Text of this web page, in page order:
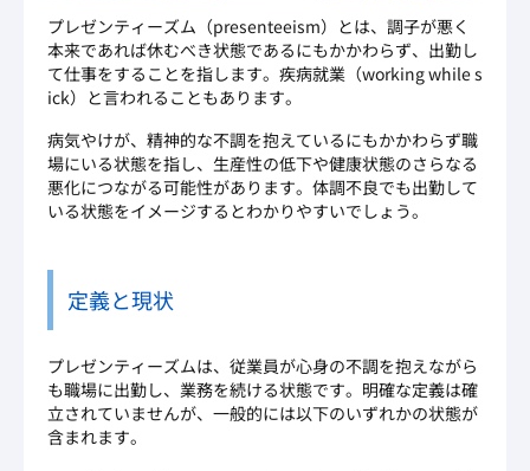
プレゼンティーズム（presenteeism）とは、調子が悪く
本来であれば休むべき状態であるにもかかわらず、出勤し
て仕事をすることを指します。疾病就業（working while s
ick）と言われることもあります。
病気やけが、精神的な不調を抱えているにもかかわらず職
場にいる状態を指し、生産性の低下や健康状態のさらなる
悪化につながる可能性があります。体調不良でも出勤して
いる状態をイメージするとわかりやすいでしょう。
定義と現状
プレゼンティーズムは、従業員が心身の不調を抱えながら
も職場に出勤し、業務を続ける状態です。明確な定義は確
立されていませんが、一般的には以下のいずれかの状態が
含まれます。